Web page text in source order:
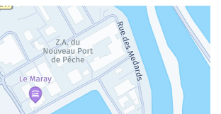
d'ouverture
du
centre
AUTOSUR
LE
GRAU-
DU-
ROI